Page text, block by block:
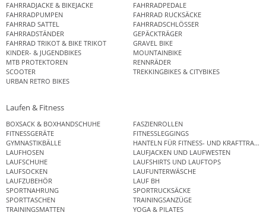
FAHRRADJACKE & BIKEJACKE
FAHRRADPEDALE
FAHRRADPUMPEN
FAHRRAD RUCKSÄCKE
FAHRRAD SATTEL
FAHRRADSCHLÖSSER
FAHRRADSTÄNDER
GEPÄCKTRÄGER
FAHRRAD TRIKOT & BIKE TRIKOT
GRAVEL BIKE
KINDER- & JUGENDBIKES
MOUNTAINBIKE
MTB PROTEKTOREN
RENNRÄDER
SCOOTER
TREKKINGBIKES & CITYBIKES
URBAN RETRO BIKES
Laufen & Fitness
BOXSACK & BOXHANDSCHUHE
FASZIENROLLEN
FITNESSGERÄTE
FITNESSLEGGINGS
GYMNASTIKBÄLLE
HANTELN FÜR FITNESS- UND
LAUFHOSEN
LAUFJACKEN UND LAUFWESTEN
LAUFSCHUHE
LAUFSHIRTS UND LAUFTOPS
LAUFSOCKEN
LAUFUNTERWÄSCHE
LAUFZUBEHÖR
LAUF BH
SPORTNAHRUNG
SPORTRUCKSÄCKE
SPORTTASCHEN
TRAININGSANZÜGE
TRAININGSMATTEN
YOGA & PILATES